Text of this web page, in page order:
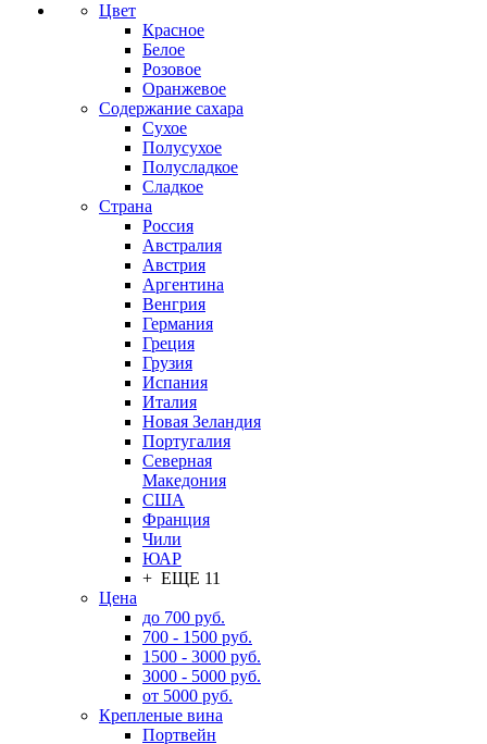
Цвет
Красное
Белое
Розовое
Оранжевое
Содержание сахара
Сухое
Полусухое
Полусладкое
Сладкое
Страна
Россия
Австралия
Австрия
Аргентина
Венгрия
Германия
Греция
Грузия
Испания
Италия
Новая Зеландия
Португалия
Северная
Македония
США
Франция
Чили
ЮАР
+ ЕЩЕ 11
Цена
до 700 руб.
700 - 1500 руб.
1500 - 3000 руб.
3000 - 5000 руб.
от 5000 руб.
Крепленые вина
Портвейн